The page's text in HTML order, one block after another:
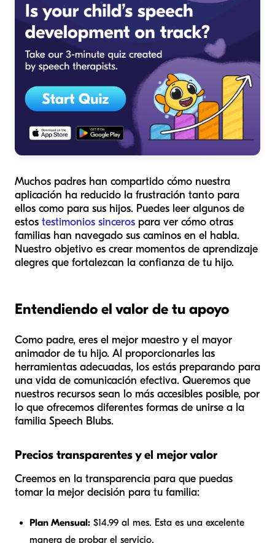
Muchos padres han compartido cómo nuestra
aplicación ha reducido la frustración tanto para
ellos como para sus hijos. Puedes leer algunos de
estos testimonios sinceros para ver cómo otras
familias han navegado sus caminos en el habla.
Nuestro objetivo es crear momentos de aprendizaje
alegres que fortalezcan la confianza de tu hijo.
Entendiendo el valor de tu apoyo
Como padre, eres el mejor maestro y el mayor
animador de tu hijo. Al proporcionarles las
herramientas adecuadas, los estás preparando para
una vida de comunicación efectiva. Queremos que
nuestros recursos sean lo más accesibles posible, por
lo que ofrecemos diferentes formas de unirse a la
familia Speech Blubs.
Precios transparentes y el mejor valor
Creemos en la transparencia para que puedas
tomar la mejor decisión para tu familia:
Plan Mensual: $14.99 al mes. Esta es una excelente
manera de probar el servicio.